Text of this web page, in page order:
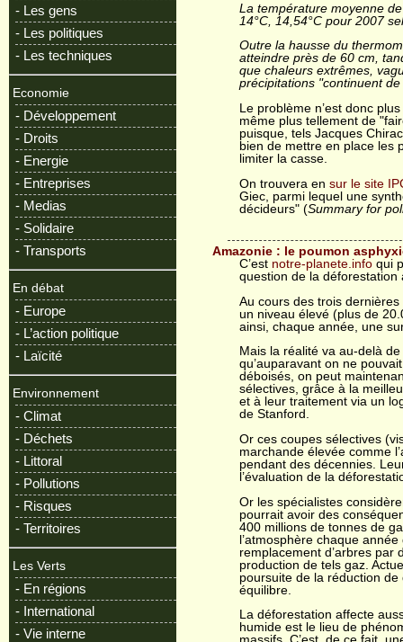
- Les gens
- Les politiques
- Les techniques
Economie
- Développement
- Droits
- Energie
- Entreprises
- Medias
- Solidaire
- Transports
En débat
- Europe
- L’action politique
- Laïcité
Environnement
- Climat
- Déchets
- Littoral
- Pollutions
- Risques
- Territoires
Les Verts
- En régions
- International
- Vie interne
La température moyenne
14°C, 14,54°C pour 2007
Outre la hausse du
atteindre près de 60 cm,
que chaleurs extrêmes,
précipitations "continuent
Le problème n’est donc
même plus tellement de
puisque, tels Jacques
bien de mettre en place les
limiter la casse.
On trouvera ensur le site
Giec, parmi lequel une
décideurs" (Summary for
Amazonie : le poumon
C’est notre-planete.info qui
question de la
Au cours des trois
un niveau élevé (plus de
ainsi, chaque année, une
Mais la réalité va au-delà
qu’auparavant on ne
déboisés, on peut
sélectives, grâce à la
et à leur traitement via un
de Stanford.
Or ces coupes sélectives
marchande élevée comme
pendant des décennies.
l’évaluation de la
Or les spécialistes
pourrait avoir des
400 millions de tonnes de
l’atmosphère chaque
remplacement d’arbres par
production de tels gaz.
poursuite de la réduction
équilibre.
La déforestation affecte
humide est le lieu de